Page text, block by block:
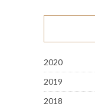
2020
2019
2018